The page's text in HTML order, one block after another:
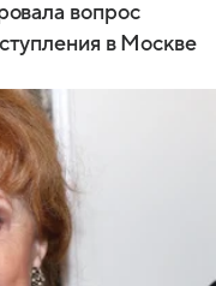
вопрос
в Москве